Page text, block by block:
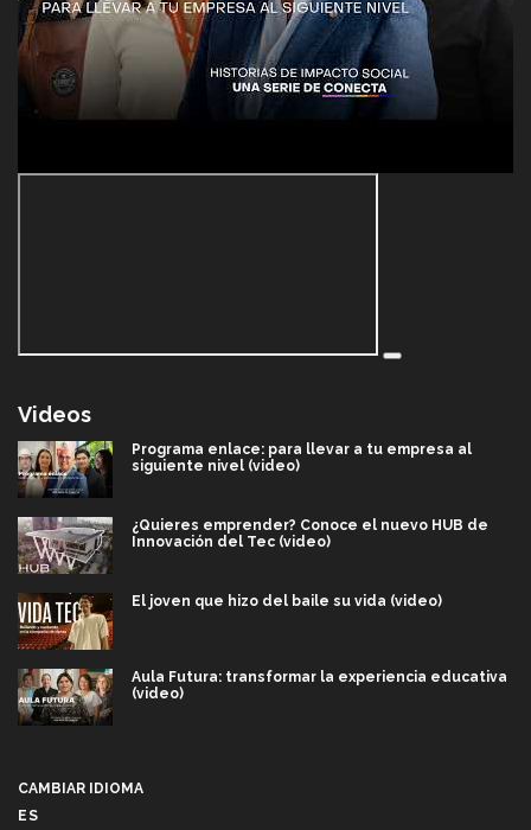
Videos
Programa enlace: para llevar a tu empresa al
siguiente nivel (video)
¿Quieres emprender? Conoce el nuevo HUB de
Innovación del Tec (video)
El joven que hizo del baile su vida (video)
Aula Futura: transformar la experiencia educativa
(video)
CAMBIAR IDIOMA
ES